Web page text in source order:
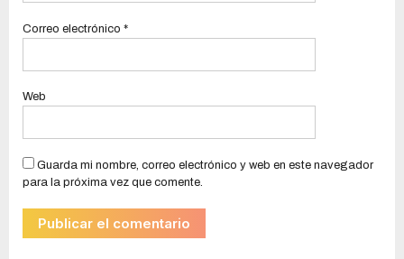
Correo electrónico *
Web
Guarda mi nombre, correo electrónico y web en este navegador
para la próxima vez que comente.